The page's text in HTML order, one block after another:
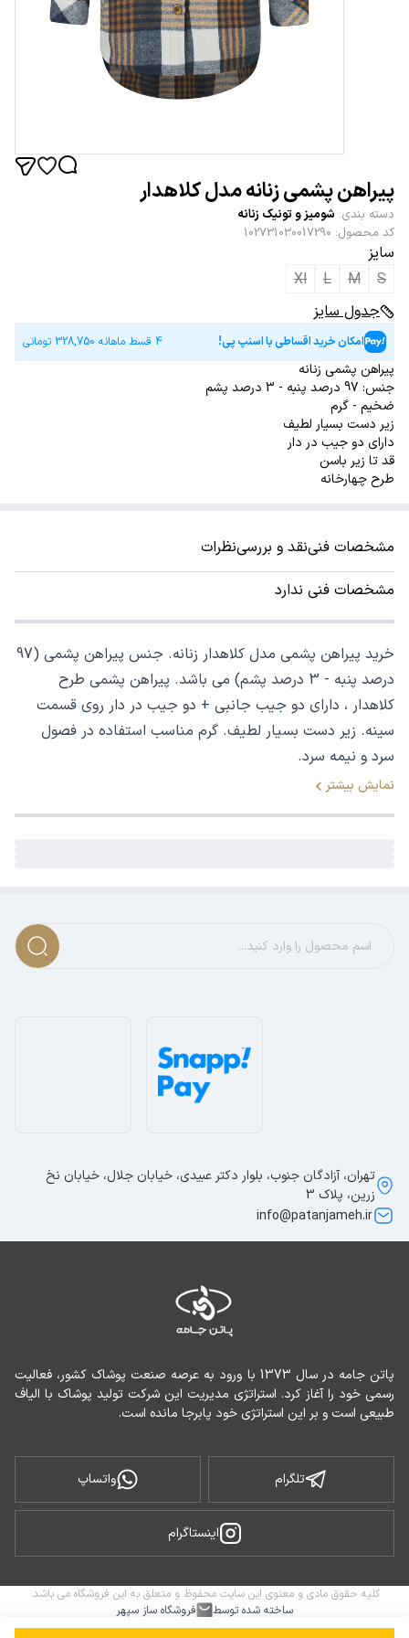
پیراهن پشمی زنانه مدل کلاهدار
دسته بندی: شومیز و تونیک زنانه
کد محصول:
102731030017290
سایز
S
M
L
Xl
جدول سایز
امکان خرید اقساطی با اسنپ پی! 4 قسط ماهانه 328,750 تومانی
پیراهن پشمی زنانه
جنس: 97 درصد پنبه - 3 درصد پشم
ضخیم - گرم
زیر دست بسیار لطیف
دارای دو جیب در دار
قد تا زیر باسن
طرح چهارخانه
مشخصات فنینقد و بررسینظرات
مشخصات فنی ندارد
خرید پیراهن پشمی مدل کلاهدار زنانه. جنس پیراهن پشمی (97
درصد پنبه - 3 درصد پشم) می باشد. پیراهن پشمی طرح
کلاهدار ، دارای دو جیب جانبی + دو جیب در دار روی قسمت
سینه. زیر دست بسیار لطیف. گرم مناسب استفاده در فصول
سرد و نیمه سرد.
نمایش بیشتر
طبیعی است و بر این استراتژی خود پابرجا مانده است.
تلگرام واتساپ
اینستاگرام
تهران، آزادگان جنوب، بلوار دکتر عبیدی، خیابان جلال، خیابان نخ
زرین، پلاک 3
info@patanjameh.ir
کلیه حقوق مادی و معنوی این سایت محفوظ و متعلق به این فروشگاه می باشد.
ساخته شده توسط
فروشگاه ساز سپهر